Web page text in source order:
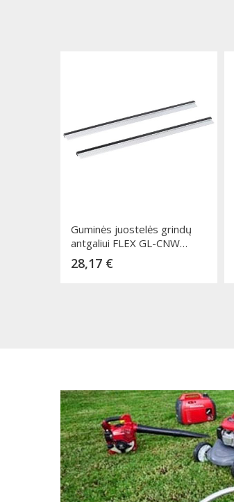
Guminės juostelės grindų
antgaliui FLEX GL-CNW
36x400mm, 2vnt.
28,17 €Dėti į krepšelį